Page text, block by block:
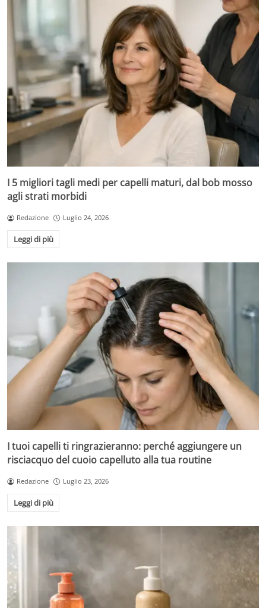
I 5 migliori tagli medi per capelli maturi, dal bob mosso
agli strati morbidi
Redazione Luglio 24, 2026
Leggi di più
I tuoi capelli ti ringrazieranno: perché aggiungere un
risciacquo del cuoio capelluto alla tua routine
Redazione Luglio 23, 2026
Leggi di più